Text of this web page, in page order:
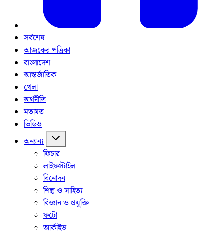
সর্বশেষ
আজকের পত্রিকা
বাংলাদেশ
আন্তর্জাতিক
খেলা
অর্থনীতি
মতামত
ভিডিও
অন্যান্য
ফিচার
লাইফস্টাইল
বিনোদন
শিল্প ও সাহিত্য
বিজ্ঞান ও প্রযুক্তি
ফটো
আর্কাইভ